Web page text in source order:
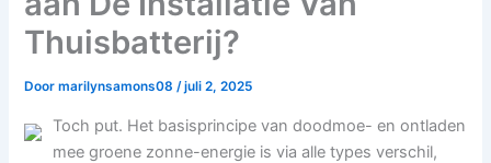
Thuisbatterij?
Doormarilynsamons08/juli 2, 2025
Toch put. Het basisprincipe van doodmoe- en ontladen
mee groene zonne-energie is via alle types verschil,